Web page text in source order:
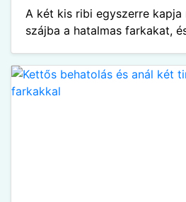
A két kis ribi egyszerre kapja
szájba a hatalmas farkakat,